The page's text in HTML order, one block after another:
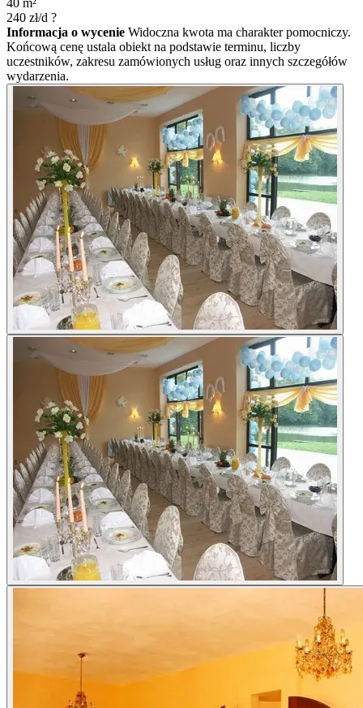
40 m²
240 zł/d ?
Informacja o wycenie Widoczna kwota ma charakter pomocniczy.
Końcową cenę ustala obiekt na podstawie terminu, liczby
uczestników, zakresu zamówionych usług oraz innych szczegółów
wydarzenia.